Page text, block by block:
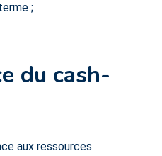
;
du cash-
aux ressources